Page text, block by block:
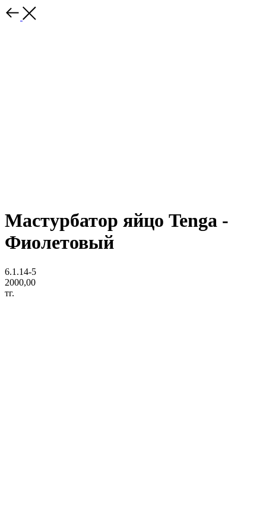
Мастурбатор яйцо Tenga -
Фиолетовый
6.1.14-5
2000,00
тг.